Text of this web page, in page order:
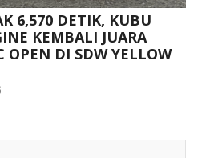
6,570 DETIK, KUBU
KEMBALI JUARA
OPEN DI SDW YELLOW